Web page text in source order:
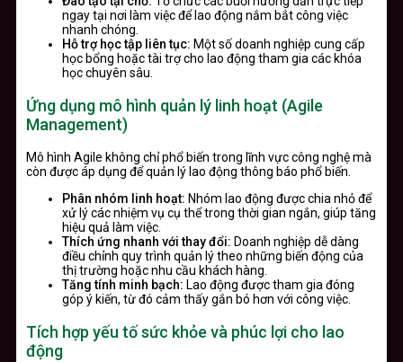
ngay tại nơi làm việc để lao động nắm bắt công việc
nhanh chóng.
Hỗ trợ học tập liên tục: Một số doanh nghiệp cung cấp
học bổng hoặc tài trợ cho lao động tham gia các khóa
học chuyên sâu.
Ứng dụng mô hình quản lý linh hoạt (Agile
Management)
Mô hình Agile không chỉ phổ biến trong lĩnh vực công nghệ mà
còn được áp dụng để quản lý lao động thông báo phổ biến.
Phân nhóm linh hoạt: Nhóm lao động được chia nhỏ để
xử lý các nhiệm vụ cụ thể trong thời gian ngắn, giúp tăng
hiệu quả làm việc.
Thích ứng nhanh với thay đổi: Doanh nghiệp dễ dàng
điều chỉnh quy trình quản lý theo những biến động của
thị trường hoặc nhu cầu khách hàng.
Tăng tính minh bạch: Lao động được tham gia đóng
góp ý kiến, từ đó cảm thấy gắn bó hơn với công việc.
Tích hợp yếu tố sức khỏe và phúc lợi cho lao
động